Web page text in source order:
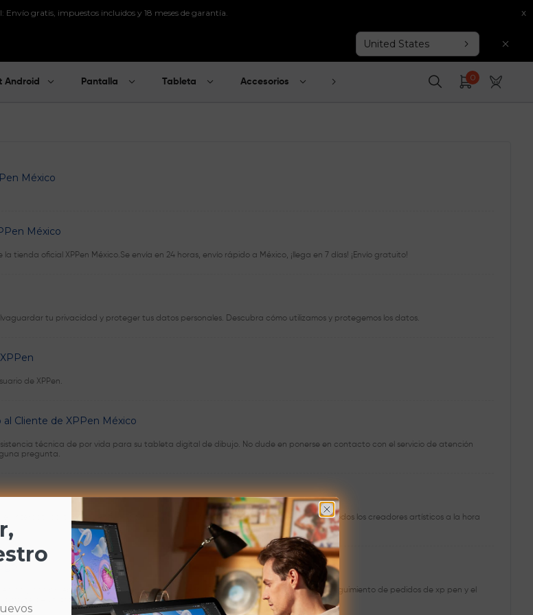
Envío gratis, impuestos incluidos y 18 meses de garantía. x
United States
Android Pantalla Tableta Accesorios Explorar 0
México
México
tienda oficial XPPen México.Se envía en 24 horas, envío rápido a México, ¡llega en 7 días! ¡Envío gratuito!
tu privacidad y proteger tus datos personales. Descubra cómo utilizamos y protegemos los datos.
de XPPen.
Cliente de XPPen México
técnica de por vida para su tableta digital de dibujo. No dude en ponerse en contacto con el servicio de atención
pregunta.
interactivas, tableta gráfica, lápices ópticos y accesorios para equipar e inspirar a todos los creadores artísticos a la hora
y compruebe los plazos de envío y entrega en XPPen. Descubra la facilidad del seguimiento de pedidos de xp pen y el
disfrute de un proceso rápido.